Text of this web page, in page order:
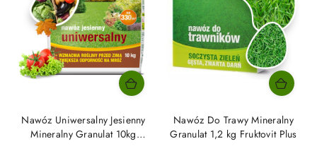
Nawóz Uniwersalny Jesienny
Mineralny Granulat 10kg
Nawóz Do Trawy Mineralny
Granulat 1,2 kg Fruktovit Plus